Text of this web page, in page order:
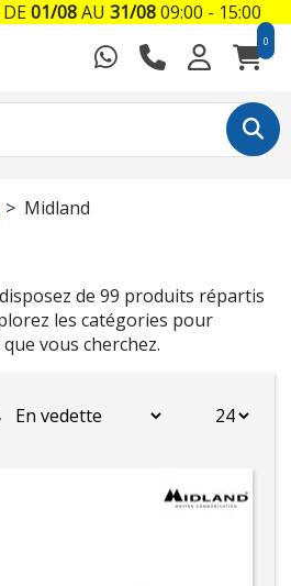
0
Midland
de 99 produits répartis
les catégories pour
vous cherchez.
01/08AU 31/0809:00 - 15:00